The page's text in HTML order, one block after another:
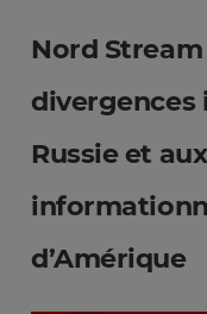
Nord Stream
divergences
Russie et
d’Amérique